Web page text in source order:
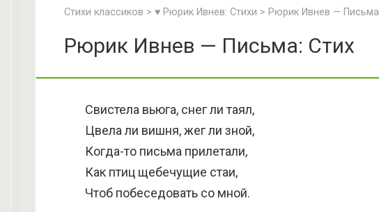
Стихи классиков > ♥ Рюрик Ивнев: Стихи > Рюрик Ивнев — Письма
Рюрик Ивнев — Письма: Стих
Свистела вьюга, снег ли таял,
Цвела ли вишня, жег ли зной,
Когда-то письма прилетали,
Как птиц щебечущие стаи,
Чтоб побеседовать со мной.